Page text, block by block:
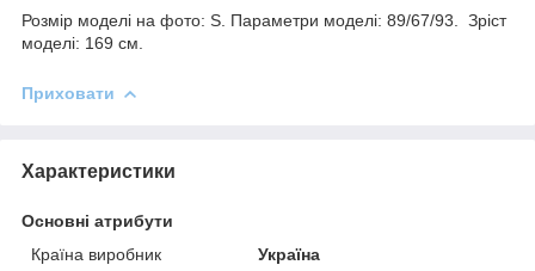
Розмір моделі на фото: S. Параметри моделі: 89/67/93. Зріст
моделі: 169 см.
Приховати
Характеристики
Основні атрибути
Країна виробник
Україна